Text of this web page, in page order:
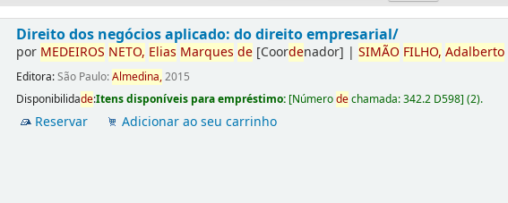
Direito dos negócios aplicado: do direito empresarial/
por MEDEIROS NETO, Elias Marques de [Coordenador] |SIMÃO FILHO, Adalberto
Editora:São Paulo:Almedina,2015
Disponibilidade:Itens disponíveis para empréstimo: [Númerodechamada:342.2 D598](2).
Reservar Adicionar ao seu carrinho